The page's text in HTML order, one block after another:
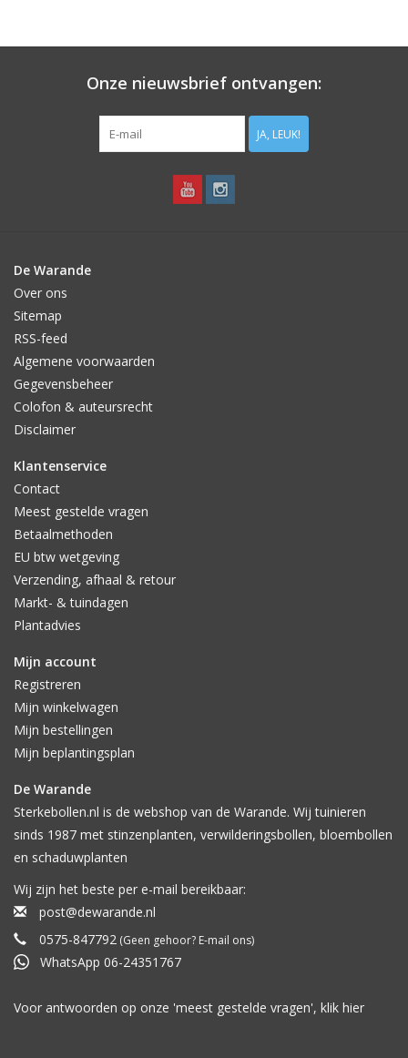
Onze nieuwsbrief ontvangen:
JA, LEUK!
De Warande
Over ons
Sitemap
RSS-feed
Algemene voorwaarden
Gegevensbeheer
Colofon & auteursrecht
Disclaimer
Klantenservice
Contact
Meest gestelde vragen
Betaalmethoden
EU btw wetgeving
Verzending, afhaal & retour
Markt- & tuindagen
Plantadvies
Mijn account
Registreren
Mijn winkelwagen
Mijn bestellingen
Mijn beplantingsplan
De Warande
Sterkebollen.nl is de webshop van de Warande. Wij tuinieren
sinds 1987 met stinzenplanten, verwilderingsbollen, bloembollen
en schaduwplanten
Wij zijn het beste per e-mail bereikbaar:
post@dewarande.nl
0575-847792 (Geen gehoor? E-mail ons)
WhatsApp 06-24351767
Voor antwoorden op onze 'meest gestelde vragen', klik hier